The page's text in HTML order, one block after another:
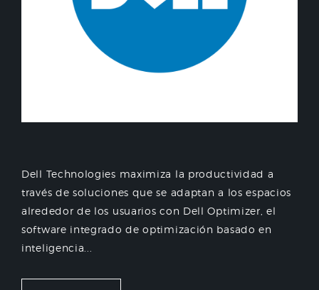
Dell Technologies maximiza la productividad a
través de soluciones que se adaptan a los espacios
alrededor de los usuarios con Dell Optimizer, el
software integrado de optimización basado en
inteligencia...